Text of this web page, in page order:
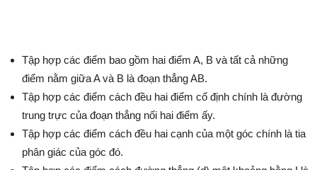
Tập hợp các điểm bao gồm hai điểm A, B và tất cả những
điểm nằm giữa A và B là đoạn thẳng AB.
Tập hợp các điểm cách đều hai điểm cố định chính là đường
trung trực của đoạn thẳng nối hai điểm ấy.
Tập hợp các điểm cách đều hai cạnh của một góc chính là tia
phân giác của góc đó.